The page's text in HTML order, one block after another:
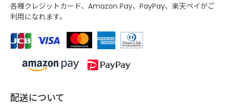
各種クレジットカード、Amazon Pay、PayPay、楽天ペイがご
利用になれます。
配送について